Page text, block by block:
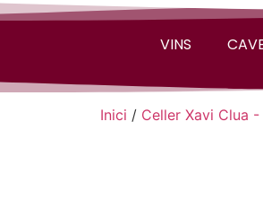
VINS
Inici / Celler Xavi Clua